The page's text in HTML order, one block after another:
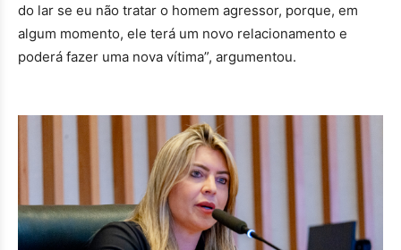
do lar se eu não tratar o homem agressor, porque, em
algum momento, ele terá um novo relacionamento e
poderá fazer uma nova vítima”, argumentou.